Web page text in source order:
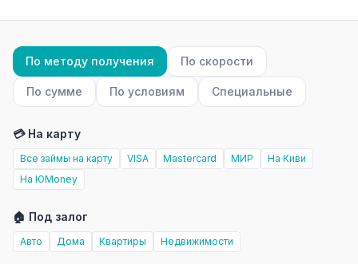
По методу получения По скорости
По сумме По условиям Специальные
💳 На карту
Все займы на карту VISA Mastercard МИР
На Киви
На ЮMoney
🏠 Под залог
Авто Дома Квартиры Недвижимости